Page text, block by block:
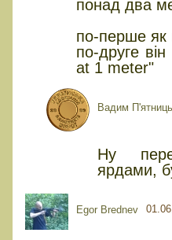
понад два
по-перше як
по-друге
at 1 meter"
Вадим
Ну
ярдами,
Egor Brednev